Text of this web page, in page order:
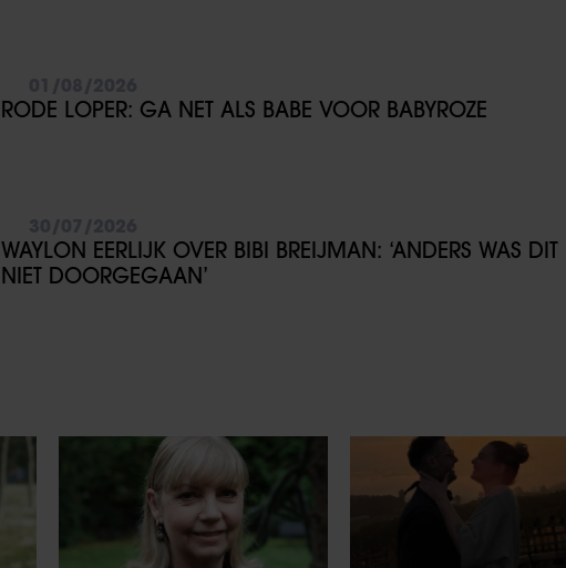
RODE LOPER: GA NET ALS BABE VOOR BABYROZE
WAYLON EERLIJK OVER BIBI BREIJMAN: ‘ANDERS WAS DIT
NIET DOORGEGAAN’